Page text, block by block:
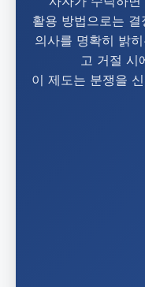
활용 방법으로는
의사를 명확히 밝
고 거절 시
이 제도는 분쟁을